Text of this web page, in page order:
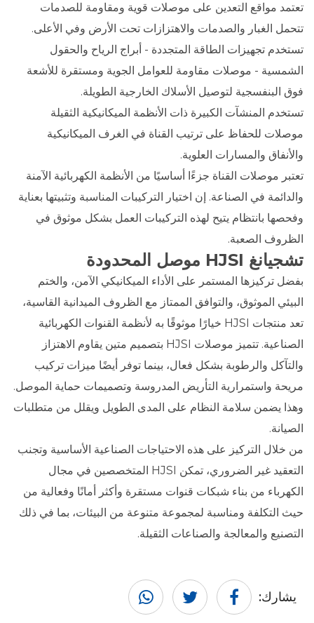
تعتمد مواقع التعدين على موصلات قوية ومقاومة للصدمات
تتحمل الغبار والصدمات والاهتزازات تحت الأرض وفي الأعلى.
تستخدم تجهيزات الطاقة المتجددة - أبراج الرياح والحقول
الشمسية - موصلات مقاومة للعوامل الجوية ومستقرة للأشعة
فوق البنفسجية لتوصيل الأسلاك الخارجية الطويلة.
تستخدم المنشآت الكبيرة ذات الأنظمة الميكانيكية الثقيلة
موصلات للحفاظ على ترتيب القناة في الغرف الميكانيكية
والأنفاق والمسارات العلوية.
تعتبر موصلات القناة جزءًا أساسيًا من الأنظمة الكهربائية الآمنة
والدائمة في الصناعة. إن اختيار التركيبات المناسبة وتثبيتها بعناية
وفحصها بانتظام يتيح لهذه التركيبات العمل بشكل موثوق في
الظروف الصعبة.
تشجيانغ HJSI موصل المحدودة
بفضل تركيزها المستمر على الأداء الميكانيكي الآمن، والختم
البيئي الموثوق، والتوافق الممتاز مع الظروف الميدانية القاسية،
تعد منتجات HJSI خيارًا موثوقًا به لأنظمة القنوات الكهربائية
الصناعية. تتميز موصلات HJSI بتصميم متين يقاوم الاهتزاز
والتآكل والرطوبة بشكل فعال، بينما توفر أيضًا ميزات تركيب
مريحة واستمرارية التأريض المدروسة وتصميمات حماية الموصل.
وهذا يضمن سلامة النظام على المدى الطويل ويقلل من متطلبات
الصيانة.
من خلال التركيز على هذه الاحتياجات الصناعية الأساسية وتجنب
التعقيد غير الضروري، تمكن HJSI المتخصصين في مجال
الكهرباء من بناء شبكات قنوات مستقرة وأكثر أمانًا وفعالية من
حيث التكلفة ومناسبة لمجموعة متنوعة من البيئات، بما في ذلك
التصنيع والمعالجة والصناعات الثقيلة.
يشارك: